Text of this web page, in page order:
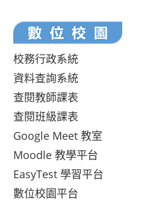
校務行政系統
資料查詢系統
查閱教師課表
查閱班級課表
Google Meet 教室
Moodle 教學平台
EasyTest 學習平台
數位校園平台